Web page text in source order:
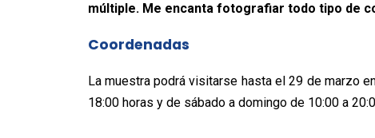
múltiple. Me encanta fotografiar todo tipo de
Coordenadas
La muestra podrá visitarse hasta el 29 de marzo
18:00 horas y de sábado a domingo de 10:00 a